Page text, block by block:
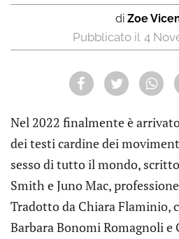
di Zoe
4
Nel 2022 finalmente è
dei testi cardine dei
sesso di tutto il mondo,
Smith e Juno Mac,
Tradotto da Chiara Flaminio,
Barbara Bonomi Romagnoli e